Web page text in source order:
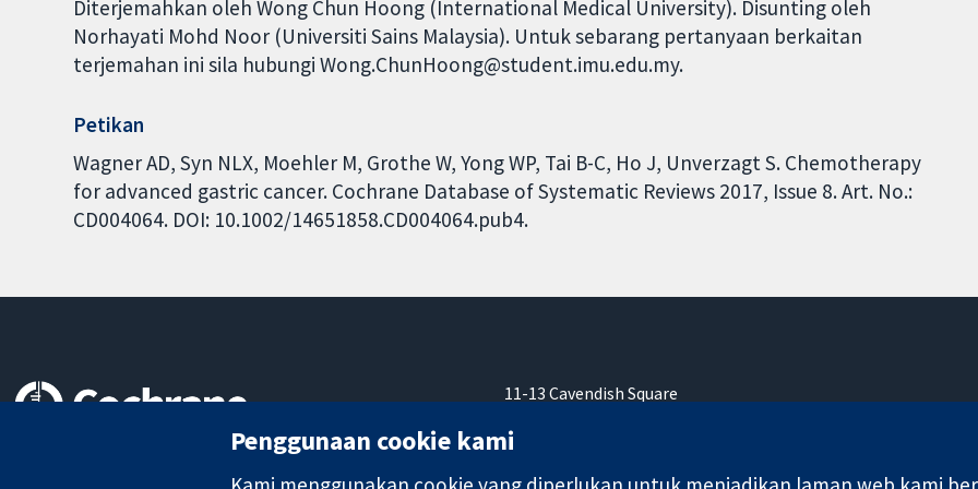
Diterjemahkan oleh Wong Chun Hoong (International Medical University). Disunting oleh
Norhayati Mohd Noor (Universiti Sains Malaysia). Untuk sebarang pertanyaan berkaitan
terjemahan ini sila hubungi Wong.ChunHoong@student.imu.edu.my.
Petikan
Wagner AD, Syn NLX, Moehler M, Grothe W, Yong WP, Tai B-C, Ho J, Unverzagt S. Chemotherapy
for advanced gastric cancer. Cochrane Database of Systematic Reviews 2017, Issue 8. Art. No.:
CD004064. DOI: 10.1002/14651858.CD004064.pub4.
11-13 Cavendish Square
W1G 0AN
Penggunaan cookie kami